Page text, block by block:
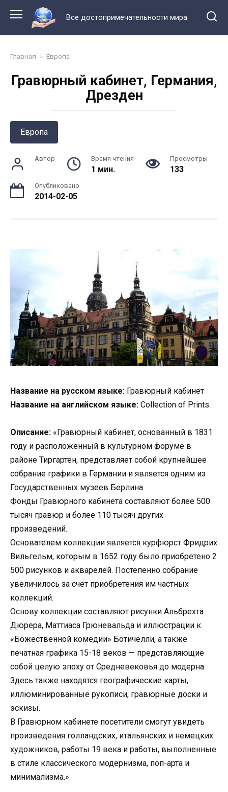
контенту
Все достопримечательности мира
Главная » Европа
Гравюрный кабинет, Германия,
Дрезден
Европа
Автор Время чтения
1 мин.
Просмотры
133
Опубликовано
2014-02-05
Название на русском языке: Гравюрный кабинет
Название на английском языке: Collection of Prints
Описание: «Гравюрный кабинет, основанный в 1831
году и расположенный в культурном форуме в
районе Тиргартен, представляет собой крупнейшее
собрание графики в Германии и является одним из
Государственных музеев Берлина.
Фонды Гравюрного кабинета составляют более 500
тысяч гравюр и более 110 тысяч других
произведений.
Основателем коллекции является курфюрст Фридрих
Вильгельм, которым в 1652 году было приобретено 2
500 рисунков и акварелей. Постепенно собрание
увеличилось за счёт приобретения им частных
коллекций.
Основу коллекции составляют рисунки Альбрехта
Дюрера, Маттиаса Грюневальда и иллюстрации к
«Божественной комедии» Ботичелли, а также
печатная графика 15-18 веков — представляющие
собой целую эпоху от Средневековья до модерна.
Здесь также находятся географические карты,
иллюминированные рукописи, гравюрные доски и
эскизы.
В Гравюрном кабинете посетители смогут увидеть
произведения голландских, итальянских и немецких
художников, работы 19 века и работы, выполненные
в стиле классического модернизма, поп-арта и
минимализма.»